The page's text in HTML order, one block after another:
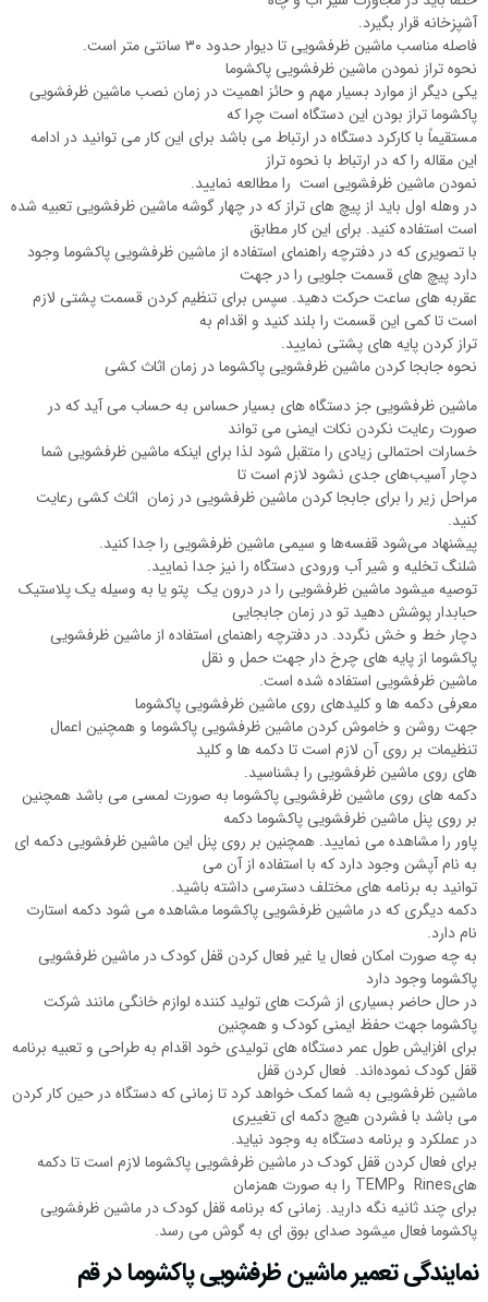
آشپزخانه قرار بگیرد.
فاصله مناسب ماشین ظرفشویی تا دیوار حدود ۳۰ سانتی متر است.
نحوه تراز نمودن ماشین ظرفشویی پاکشوما
یکی دیگر از موارد بسیار مهم و حائز اهمیت در زمان نصب ماشین ظرفشویی
پاکشوما تراز بودن این دستگاه است چرا که
مستقیماً با کارکرد دستگاه در ارتباط می باشد برای این کار می توانید در ادامه
این مقاله را که در ارتباط با نحوه تراز
نمودن ماشین ظرفشویی است را مطالعه نمایید.
در وهله اول باید از پیچ های تراز که در چهار گوشه ماشین ظرفشویی تعبیه شده
است استفاده کنید. برای این کار مطابق
با تصویری که در دفترچه راهنمای استفاده از ماشین ظرفشویی پاکشوما وجود
دارد پیچ های قسمت جلویی را در جهت
عقربه های ساعت حرکت دهید. سپس برای تنظیم کردن قسمت پشتی لازم
است تا کمی این قسمت را بلند کنید و اقدام به
تراز کردن پایه های پشتی نمایید.
نحوه جابجا کردن ماشین ظرفشویی پاکشوما در زمان اثاث کشی
ماشین ظرفشویی جز دستگاه های بسیار حساس به حساب می آید که در
صورت رعایت نکردن نکات ایمنی می تواند
خسارات احتمالی زیادی را متقبل شود لذا برای اینکه ماشین ظرفشویی شما
دچار آسیب‌های جدی نشود لازم است تا
مراحل زیر را برای جابجا کردن ماشین ظرفشویی در زمان اثاث کشی رعایت
کنید.
پیشنهاد می‌شود قفسه‌ها و سیمی ماشین ظرفشویی را جدا کنید.
شلنگ تخلیه و شیر آب ورودی دستگاه را نیز جدا نمایید.
توصیه میشود ماشین ظرفشویی را در درون یک پتو یا به وسیله یک پلاستیک
حبابدار پوشش دهید تو در زمان جابجایی
دچار خط و خش نگردد. در دفترچه راهنمای استفاده از ماشین ظرفشویی
پاکشوما از پایه های چرخ دار جهت حمل و نقل
ماشین ظرفشویی استفاده شده است.
معرفی دکمه ها و کلیدهای روی ماشین ظرفشویی پاکشوما
جهت روشن و خاموش کردن ماشین ظرفشویی پاکشوما و همچنین اعمال
تنظیمات بر روی آن لازم است تا دکمه ها و کلید
های روی ماشین ظرفشویی را بشناسید.
دکمه های روی ماشین ظرفشویی پاکشوما به صورت لمسی می باشد همچنین
بر روی پنل ماشین ظرفشویی پاکشوما دکمه
پاور را مشاهده می نمایید. همچنین بر روی پنل این ماشین ظرفشویی دکمه ای
به نام آپشن وجود دارد که با استفاده از آن می
توانید به برنامه های مختلف دسترسی داشته باشید.
دکمه دیگری که در ماشین ظرفشویی پاکشوما مشاهده می شود دکمه استارت
نام دارد.
به چه صورت امکان فعال یا غیر فعال کردن قفل کودک در ماشین ظرفشویی
پاکشوما وجود دارد
در حال حاضر بسیاری از شرکت های تولید کننده لوازم خانگی مانند شرکت
پاکشوما جهت حفظ ایمنی کودک و همچنین
برای افزایش طول عمر دستگاه های تولیدی خود اقدام به طراحی و تعبیه برنامه
قفل کودک نموده‌اند. فعال کردن قفل
ماشین ظرفشویی به شما کمک خواهد کرد تا زمانی که دستگاه در حین کار کردن
می باشد با فشردن هیچ دکمه ای تغییری
در عملکرد و برنامه دستگاه به وجود نیاید.
برای فعال کردن قفل کودک در ماشین ظرفشویی پاکشوما لازم است تا دکمه
هایRines وTEMP را به صورت همزمان
برای چند ثانیه نگه دارید. زمانی که برنامه قفل کودک در ماشین ظرفشویی
پاکشوما فعال میشود صدای بوق ای به گوش می رسد.
نمایندگی تعمیر ماشین ظرفشویی پاکشوما در قم